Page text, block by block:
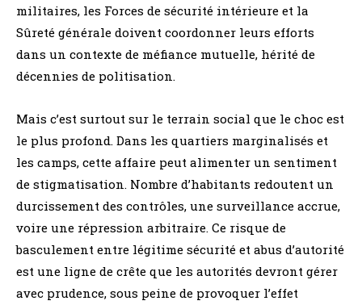
militaires, les Forces de sécurité intérieure et la
Sûreté générale doivent coordonner leurs efforts
dans un contexte de méfiance mutuelle, hérité de
décennies de politisation.
Mais c’est surtout sur le terrain social que le choc est
le plus profond. Dans les quartiers marginalisés et
les camps, cette affaire peut alimenter un sentiment
de stigmatisation. Nombre d’habitants redoutent un
durcissement des contrôles, une surveillance accrue,
voire une répression arbitraire. Ce risque de
basculement entre légitime sécurité et abus d’autorité
est une ligne de crête que les autorités devront gérer
avec prudence, sous peine de provoquer l’effet